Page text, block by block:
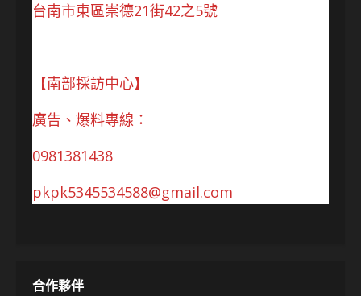
台南市東區崇德21街42之5號
【南部採訪中心】
廣告、爆料專線：
0981381438
pkpk5345534588@gmail.com
合作夥伴